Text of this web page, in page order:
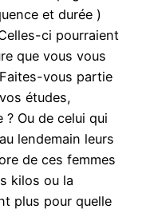
et durée )
ci pourraient
que vous vous
vous partie
études,
? Ou de celui qui
lendemain leurs
de ces femmes
kilos ou la
plus pour quelle